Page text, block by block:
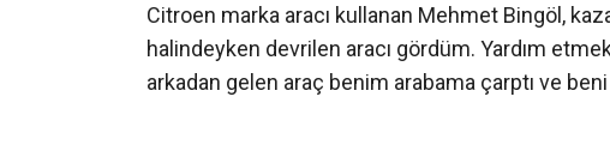
Citroen marka aracı kullanan Mehmet Bingöl,
halindeyken devrilen aracı gördüm. Yardım
arkadan gelen araç benim arabama çarptı ve